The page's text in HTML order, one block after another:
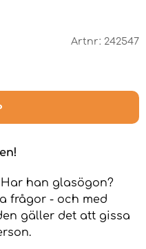
Artnr: 242547
han glasögon?
frågor - och med
gäller det att gissa